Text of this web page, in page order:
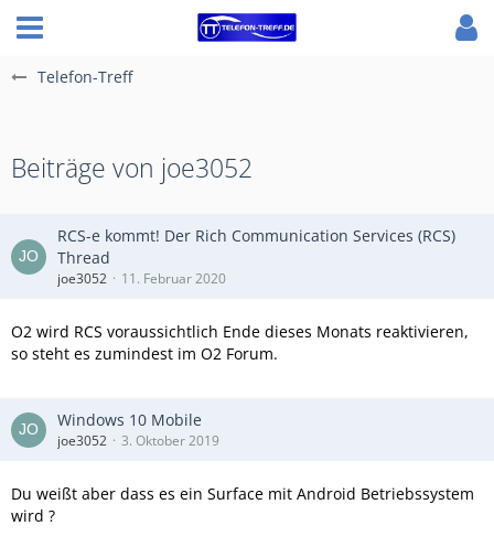
Telefon-Treff
Beiträge von joe3052
RCS-e kommt! Der Rich Communication Services (RCS)
Thread
joe3052 11. Februar 2020
O2 wird RCS voraussichtlich Ende dieses Monats reaktivieren,
so steht es zumindest im O2 Forum.
Windows 10 Mobile
joe3052 3. Oktober 2019
Du weißt aber dass es ein Surface mit Android Betriebssystem
wird ?